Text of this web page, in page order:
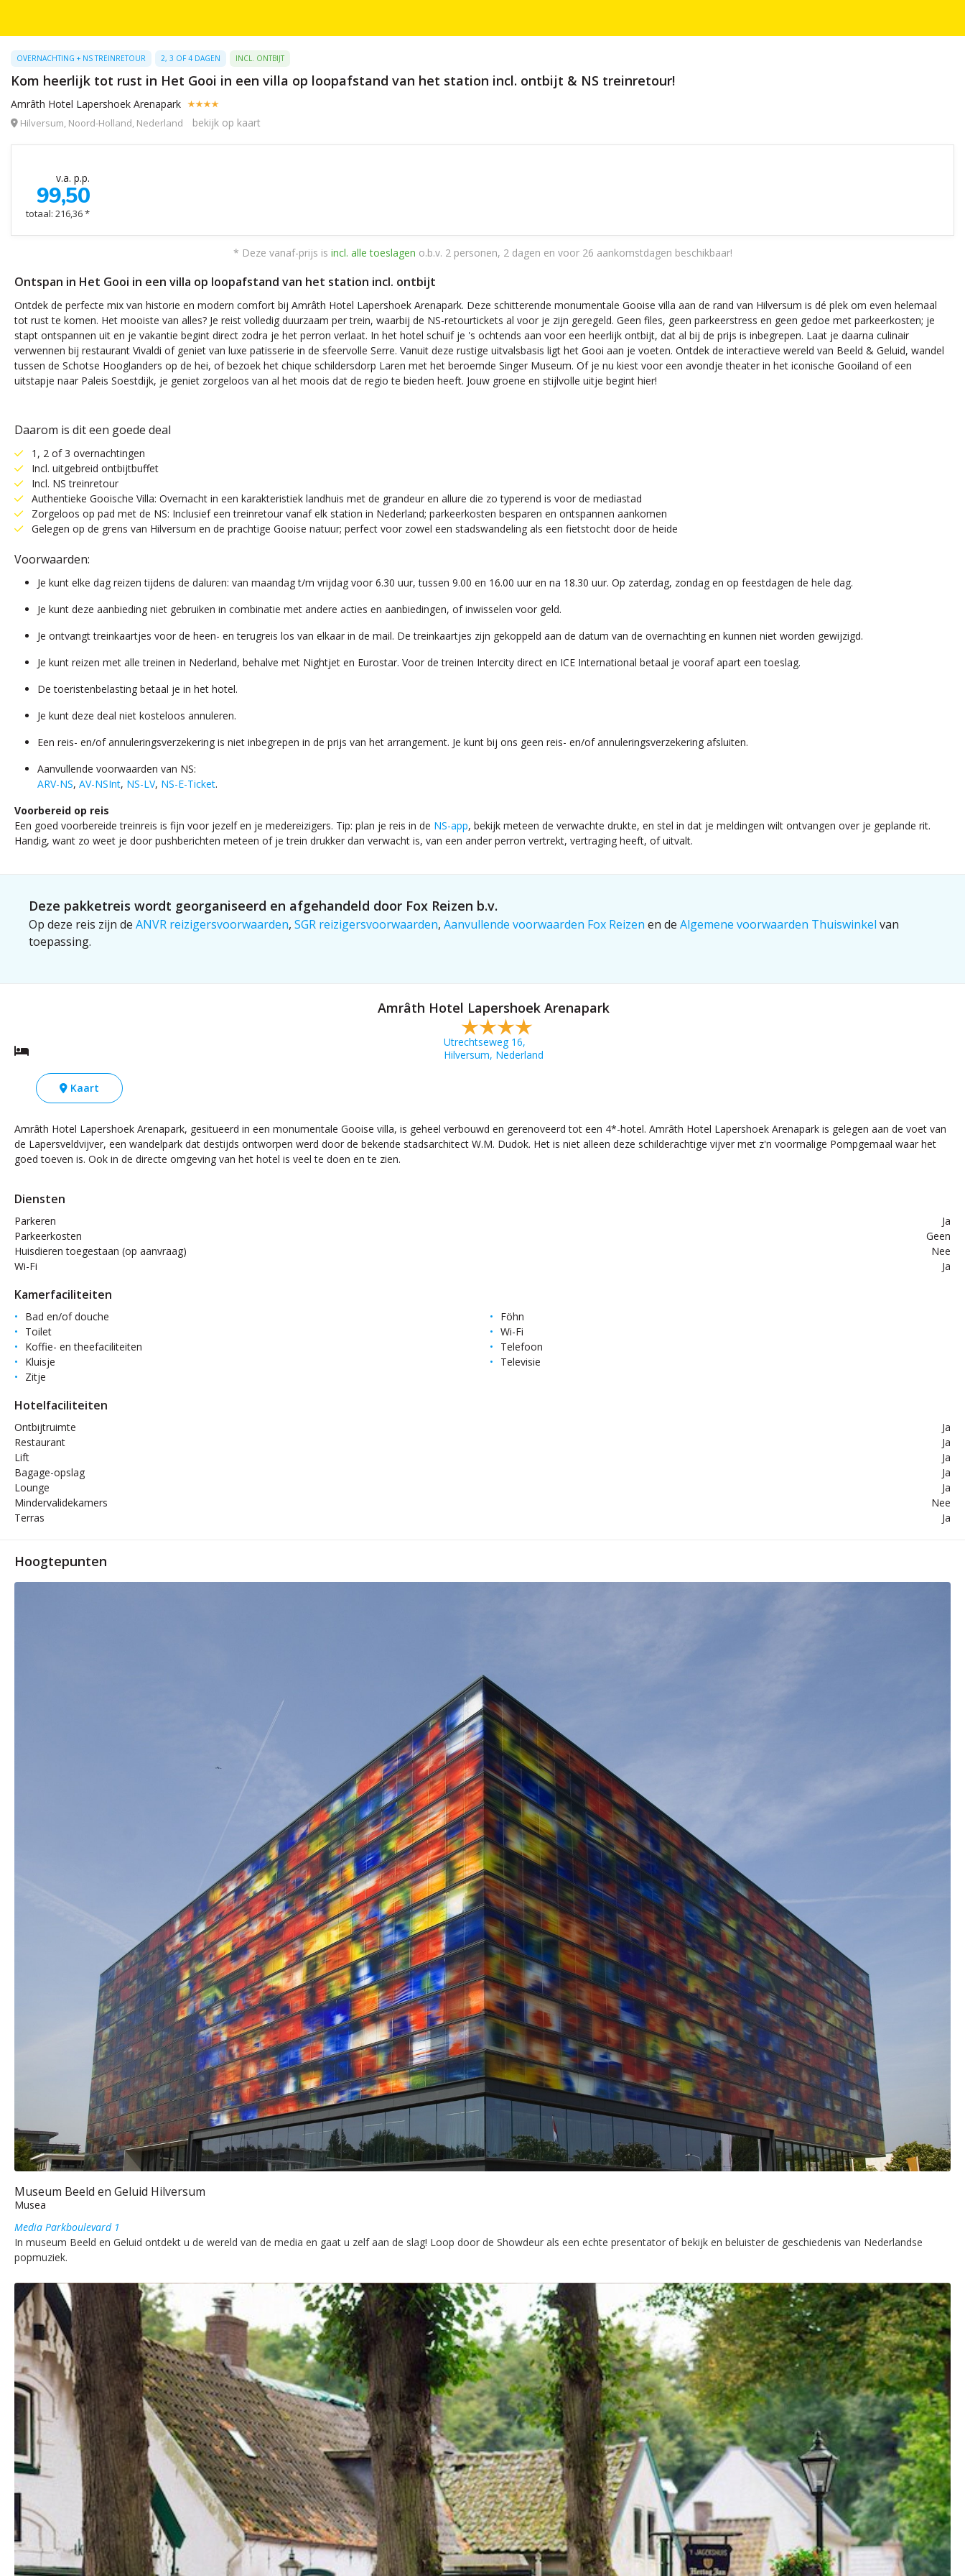
OVERNACHTING + NS TREINRETOUR 2, 3 OF 4 DAGEN INCL. ONTBIJT
Kom heerlijk tot rust in Het Gooi in een villa op loopafstand van het station incl. ontbijt & NS treinretour!
Amrâth Hotel Lapershoek Arenapark
Hilversum, Noord-Holland, Nederland bekijk op kaart
v.a. p.p.
99,50
totaal: 216,36 *
* Deze vanaf-prijs is incl. alle toeslagen o.b.v. 2 personen, 2 dagen en voor 26 aankomstdagen beschikbaar!
Ontspan in Het Gooi in een villa op loopafstand van het station incl. ontbijt
Ontdek de perfecte mix van historie en modern comfort bij Amrâth Hotel Lapershoek Arenapark. Deze schitterende monumentale Gooise villa aan de rand van Hilversum is dé plek om even helemaal
tot rust te komen. Het mooiste van alles? Je reist volledig duurzaam per trein, waarbij de NS-retourtickets al voor je zijn geregeld. Geen files, geen parkeerstress en geen gedoe met parkeerkosten; je
stapt ontspannen uit en je vakantie begint direct zodra je het perron verlaat. In het hotel schuif je 's ochtends aan voor een heerlijk ontbijt, dat al bij de prijs is inbegrepen. Laat je daarna culinair
verwennen bij restaurant Vivaldi of geniet van luxe patisserie in de sfeervolle Serre. Vanuit deze rustige uitvalsbasis ligt het Gooi aan je voeten. Ontdek de interactieve wereld van Beeld & Geluid, wandel
tussen de Schotse Hooglanders op de hei, of bezoek het chique schildersdorp Laren met het beroemde Singer Museum. Of je nu kiest voor een avondje theater in het iconische Gooiland of een
uitstapje naar Paleis Soestdijk, je geniet zorgeloos van al het moois dat de regio te bieden heeft. Jouw groene en stijlvolle uitje begint hier!
Daarom is dit een goede deal
1, 2 of 3 overnachtingen
Incl. uitgebreid ontbijtbuffet
Incl. NS treinretour
Authentieke Gooische Villa: Overnacht in een karakteristiek landhuis met de grandeur en allure die zo typerend is voor de mediastad
Zorgeloos op pad met de NS: Inclusief een treinretour vanaf elk station in Nederland; parkeerkosten besparen en ontspannen aankomen
Gelegen op de grens van Hilversum en de prachtige Gooise natuur; perfect voor zowel een stadswandeling als een fietstocht door de heide
Voorwaarden:
Je kunt elke dag reizen tijdens de daluren: van maandag t/m vrijdag voor 6.30 uur, tussen 9.00 en 16.00 uur en na 18.30 uur. Op zaterdag, zondag en op feestdagen de hele dag.
Je kunt deze aanbieding niet gebruiken in combinatie met andere acties en aanbiedingen, of inwisselen voor geld.
Je ontvangt treinkaartjes voor de heen- en terugreis los van elkaar in de mail. De treinkaartjes zijn gekoppeld aan de datum van de overnachting en kunnen niet worden gewijzigd.
Je kunt reizen met alle treinen in Nederland, behalve met Nightjet en Eurostar. Voor de treinen Intercity direct en ICE International betaal je vooraf apart een toeslag.
De toeristenbelasting betaal je in het hotel.
Je kunt deze deal niet kosteloos annuleren.
Een reis- en/of annuleringsverzekering is niet inbegrepen in de prijs van het arrangement. Je kunt bij ons geen reis- en/of annuleringsverzekering afsluiten.
Aanvullende voorwaarden van NS:
ARV-NS, AV-NSInt, NS-LV, NS-E-Ticket.
Voorbereid op reis
Een goed voorbereide treinreis is fijn voor jezelf en je medereizigers. Tip: plan je reis in de NS-app, bekijk meteen de verwachte drukte, en stel in dat je meldingen wilt ontvangen over je geplande rit.
Handig, want zo weet je door pushberichten meteen of je trein drukker dan verwacht is, van een ander perron vertrekt, vertraging heeft, of uitvalt.
Deze pakketreis wordt georganiseerd en afgehandeld door Fox Reizen b.v.
Op deze reis zijn de ANVR reizigersvoorwaarden, SGR reizigersvoorwaarden, Aanvullende voorwaarden Fox Reizen en de Algemene voorwaarden Thuiswinkel van
toepassing.
Amrâth Hotel Lapershoek Arenapark
Utrechtseweg 16,
Hilversum, Nederland
Kaart
Amrâth Hotel Lapershoek Arenapark, gesitueerd in een monumentale Gooise villa, is geheel verbouwd en gerenoveerd tot een 4*-hotel. Amrâth Hotel Lapershoek Arenapark is gelegen aan de voet van
de Lapersveldvijver, een wandelpark dat destijds ontworpen werd door de bekende stadsarchitect W.M. Dudok. Het is niet alleen deze schilderachtige vijver met z'n voormalige Pompgemaal waar het
goed toeven is. Ook in de directe omgeving van het hotel is veel te doen en te zien.
Diensten
Parkeren
Ja
Parkeerkosten
Geen
Huisdieren toegestaan (op aanvraag)
Nee
Wi-Fi
Ja
Kamerfaciliteiten
Bad en/of douche
Föhn
Toilet
Wi-Fi
Koffie- en theefaciliteiten
Telefoon
Kluisje
Televisie
Zitje
Hotelfaciliteiten
Ontbijtruimte
Ja
Restaurant
Ja
Lift
Ja
Bagage-opslag
Ja
Lounge
Ja
Mindervalidekamers
Nee
Terras
Ja
Hoogtepunten
Museum Beeld en Geluid Hilversum
Musea
Media Parkboulevard 1
In museum Beeld en Geluid ontdekt u de wereld van de media en gaat u zelf aan de slag! Loop door de Showdeur als een echte presentator of bekijk en beluister de geschiedenis van Nederlandse
popmuziek.